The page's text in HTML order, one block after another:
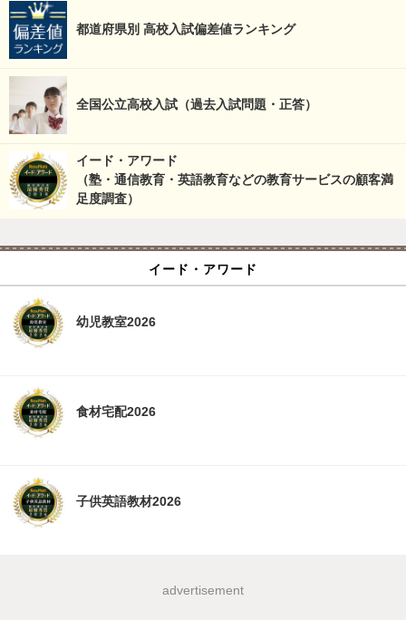
都道府県別 高校入試偏差値ランキング
全国公立高校入試（過去入試問題・正答）
イード・アワード
（塾・通信教育・英語教育などの教育サービスの顧客満
足度調査）
イード・アワード
幼児教室2026
食材宅配2026
子供英語教材2026
advertisement